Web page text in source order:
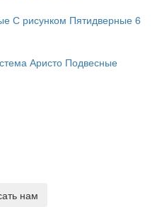
С рисунком Пятидверные 6
Аристо Подвесные
нам